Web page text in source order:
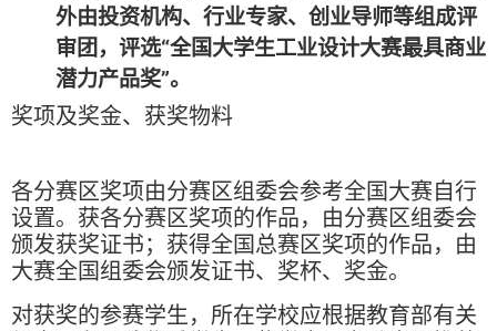
外由投资机构、行业专家、创业导师等组成评
审团，评选“全国大学生工业设计大赛最具商业
潜力产品奖”。
奖项及奖金、获奖物料
各分赛区奖项由分赛区组委会参考全国大赛自行
设置。获各分赛区奖项的作品，由分赛区组委会
颁发获奖证书；获得全国总赛区奖项的作品，由
大赛全国组委会颁发证书、奖杯、奖金。
对获奖的参赛学生，所在学校应根据教育部有关